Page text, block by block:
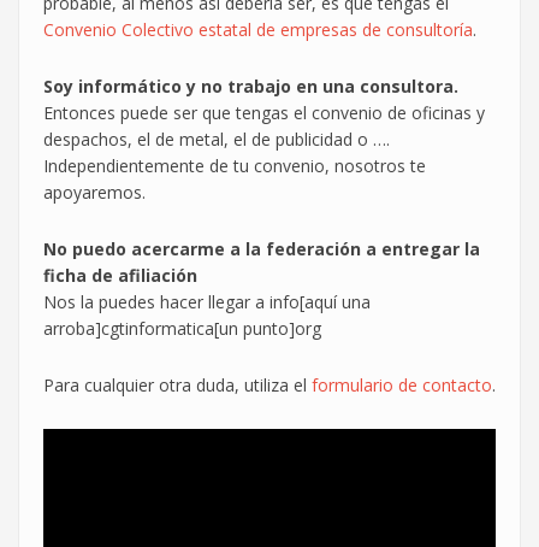
Convenio Colectivo estatal de empresas de consultoría.
Soy informático y no trabajo en una consultora.
Entonces puede ser que tengas el convenio de oficinas y
despachos, el de metal, el de publicidad o ….
Independientemente de tu convenio, nosotros te
apoyaremos.
No puedo acercarme a la federación a entregar la
ficha de afiliación
Nos la puedes hacer llegar a info[aquí una
arroba]cgtinformatica[un punto]org
Para cualquier otra duda, utiliza el formulario de contacto.